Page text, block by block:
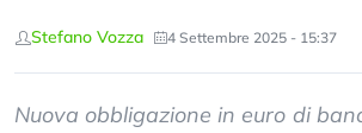
Stefano Vozza 4 Settembre 2025 - 15:37
Nuova obbligazione in euro di